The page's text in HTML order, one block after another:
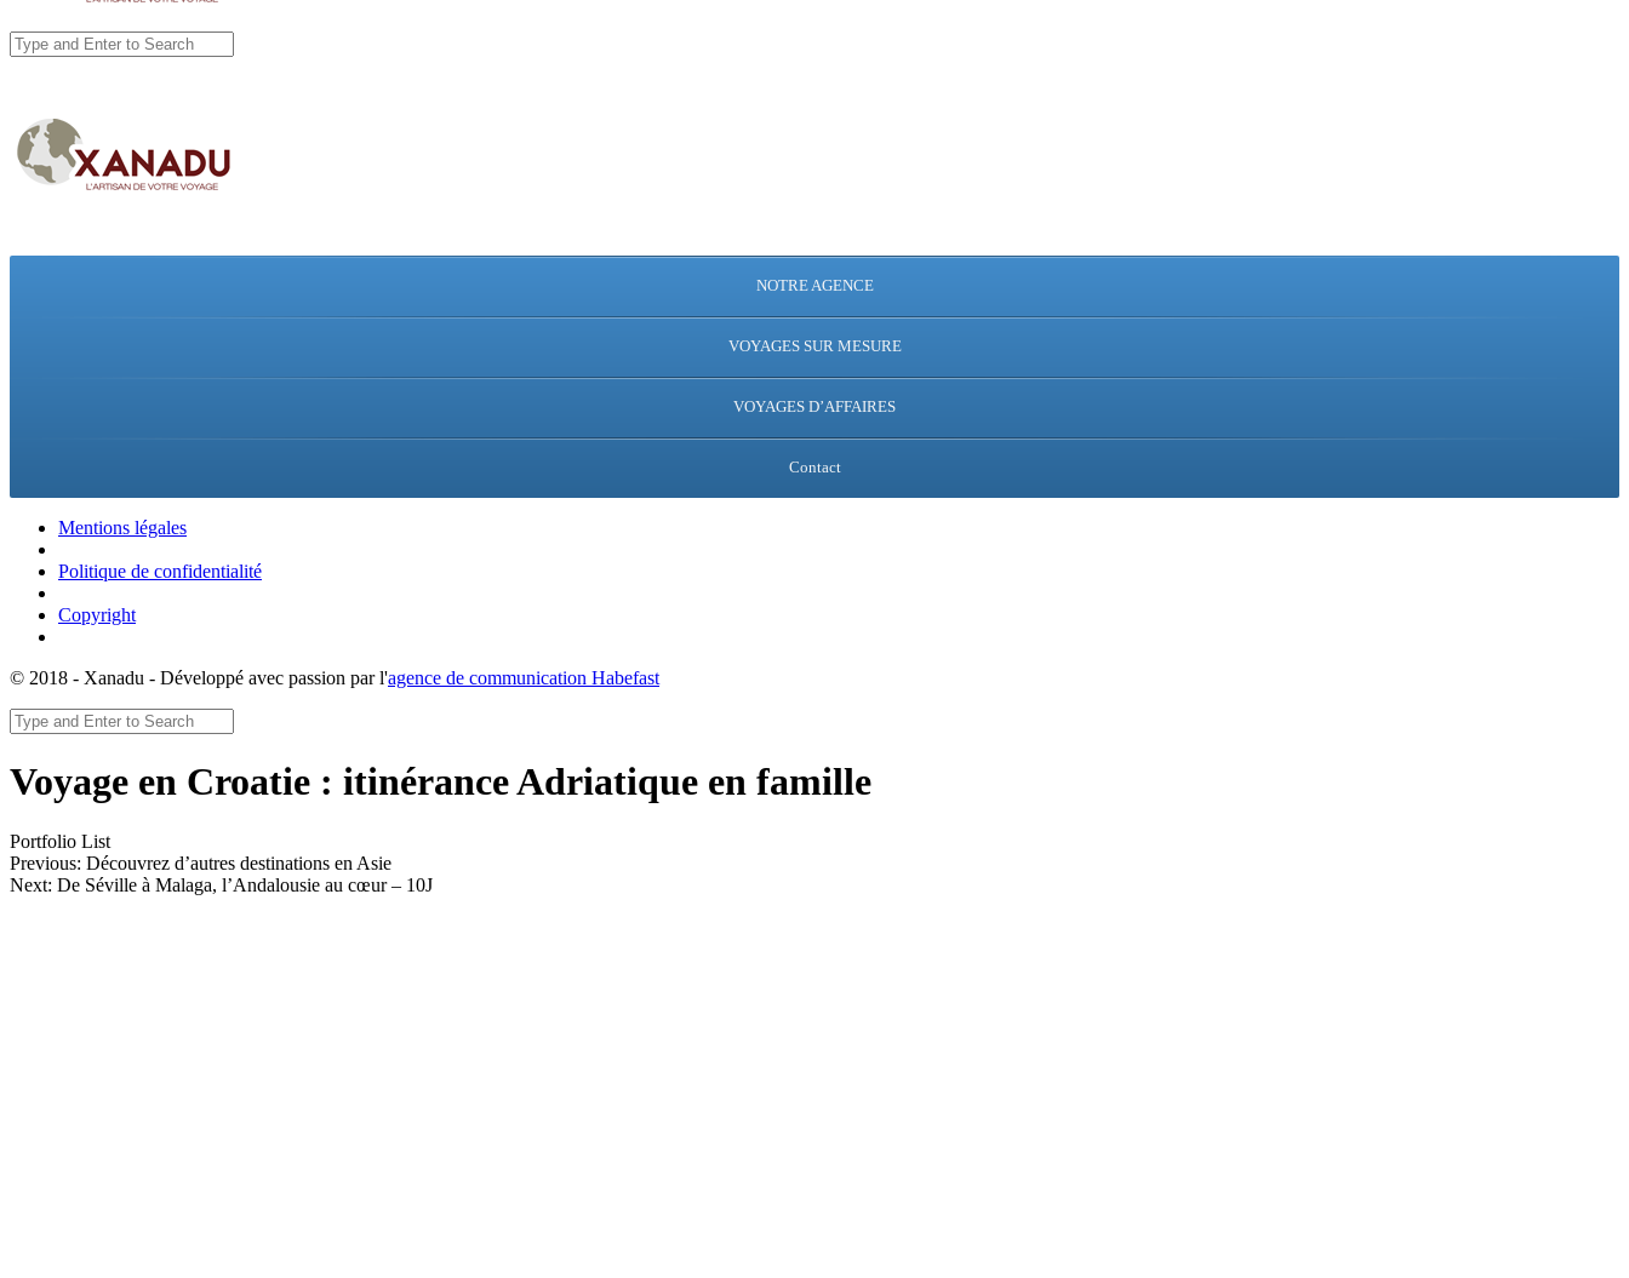
NOTRE AGENCE
VOYAGES SUR MESURE
VOYAGES D’AFFAIRES
Contact
Mentions légales
Politique de confidentialité
Copyright
© 2018 - Xanadu - Développé avec passion par l'agence de communication Habefast
Voyage en Croatie : itinérance Adriatique en famille
Portfolio List
Previous: Découvrez d’autres destinations en Asie
Next: De Séville à Malaga, l’Andalousie au cœur – 10J